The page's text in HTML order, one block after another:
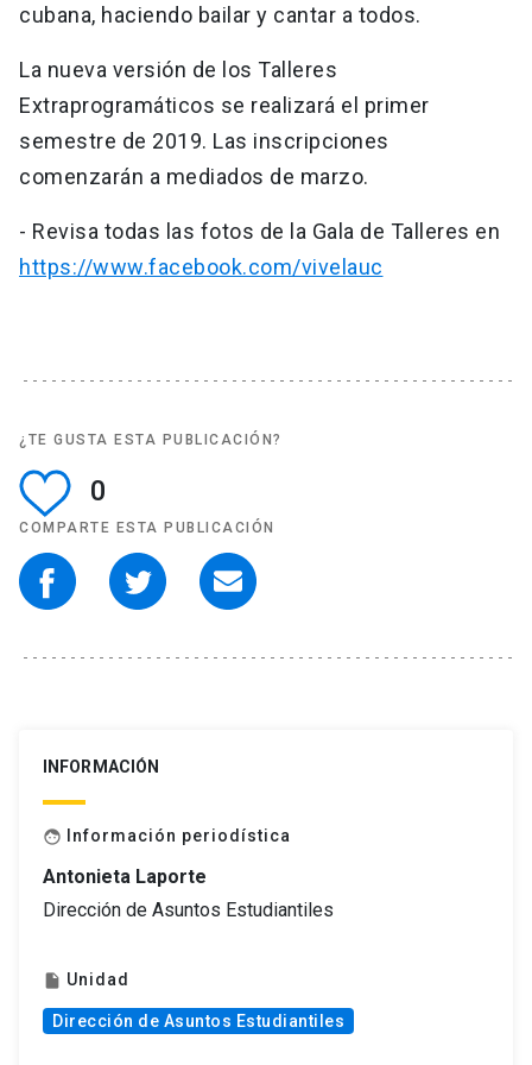
cubana, haciendo bailar y cantar a todos.
La nueva versión de los Talleres
Extraprogramáticos se realizará el primer
semestre de 2019. Las inscripciones
comenzarán a mediados de marzo.
- Revisa todas las fotos de la Gala de Talleres en
https://www.facebook.com/vivelauc
¿TE GUSTA ESTA PUBLICACIÓN?
0
COMPARTE ESTA PUBLICACIÓN
INFORMACIÓN
face Información periodística
Antonieta Laporte
Dirección de Asuntos Estudiantiles
insert_drive_file Unidad
Dirección de Asuntos Estudiantiles